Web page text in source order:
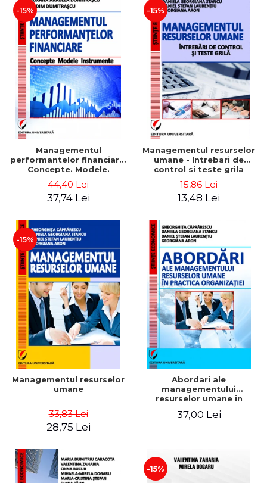
-15%
Managementul
performantelor financiare.
Concepte. Modele.
44,40 Lei
37,74 Lei
-15%
Managementul resurselor
umane - Intrebari de
control si teste grila
15,86 Lei
13,48 Lei
-15%
Managementul resurselor
umane
33,83 Lei
28,75 Lei
Abordari ale
managementului
resurselor umane in
37,00 Lei
-15%